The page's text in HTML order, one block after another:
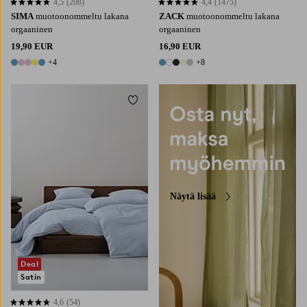
SIMA muotoonommeltu lakana
orgaaninen
19,90 EUR
9 värejä
+4
4,5 perustuen 208 arvosanaan
ZACK muotoonommeltu lakana
orgaaninen
16,90 EUR
13 värejä
+8
4,4 perustuen 1475 arvosanaan
4,6 perustuen 54 arvosanaan
4,6 (54)
Deal
Satin
Lisää suosikkeihin
Näytä lisää